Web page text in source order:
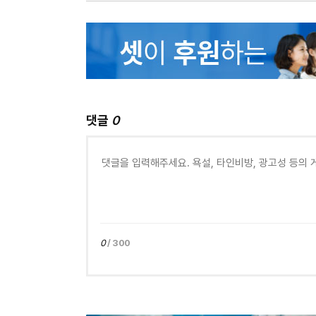
댓글 0
0/ 300